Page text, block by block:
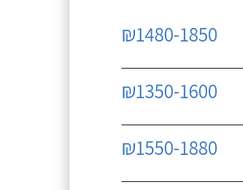
₪1480-1850
₪1350-1600
₪1550-1880